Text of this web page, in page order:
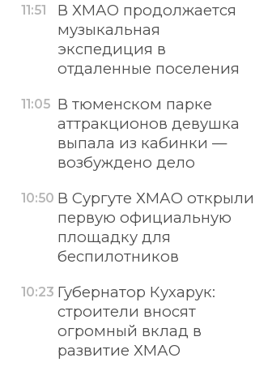
11:51
В ХМАО продолжается
музыкальная
экспедиция в
отдаленные поселения
11:05 В тюменском парке
аттракционов девушка
выпала из кабинки —
возбуждено дело
10:50 В Сургуте ХМАО открыли
первую официальную
площадку для
беспилотников
10:23 Губернатор Кухарук:
строители вносят
огромный вклад в
развитие ХМАО